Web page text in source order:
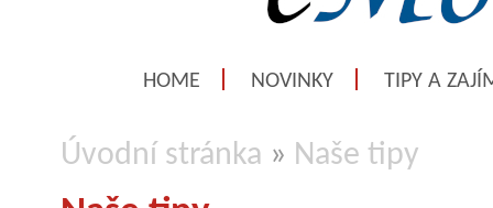
HOME NOVINKY TIPY A
Úvodní stránka » Naše tipy